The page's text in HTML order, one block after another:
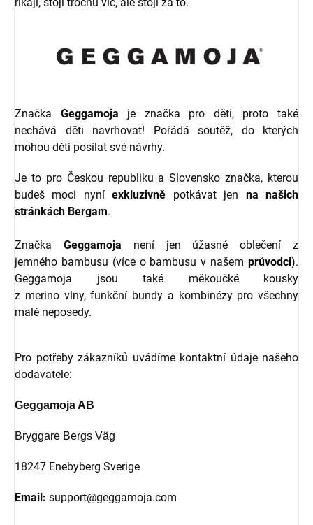
Značka Geggamoja je značka pro děti, proto také
nechává děti navrhovat! Pořádá soutěž, do kterých
mohou děti posílat své návrhy.
Je to pro Českou republiku a Slovensko značka, kterou
budeš moci nyníexkluzivně potkávat jen na našich
stránkách Bergam.
Značka Geggamoja není jen úžasné oblečení z
jemného bambusu (více o bambusu v našem průvodci).
Geggamoja jsou také měkoučké kousky
z merino vlny, funkční bundy a kombinézy pro všechny
malé neposedy.
Pro potřeby zákazníků uvádíme kontaktní údaje našeho
dodavatele:
Geggamoja AB
Bryggare Bergs Väg
18247 Enebyberg Sverige
Email: support@geggamoja.com